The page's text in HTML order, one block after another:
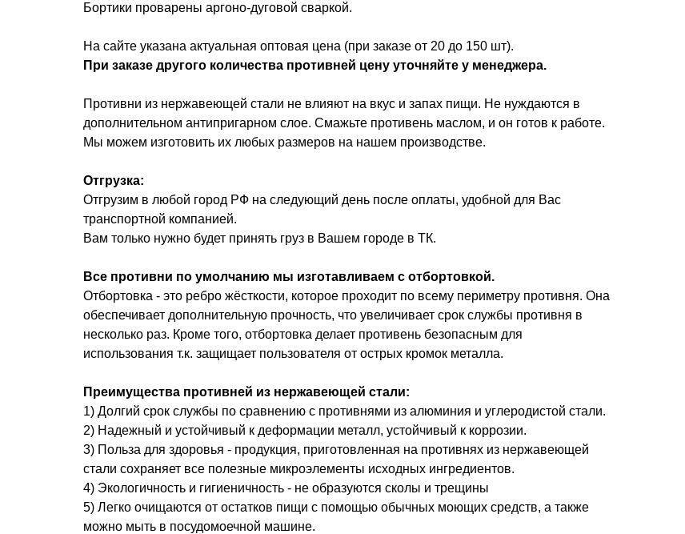
Бортики проварены аргоно-дуговой сваркой.
На сайте указана актуальная оптовая цена (при заказе от 20 до 150 шт).
При заказе другого количества противней цену уточняйте у менеджера.
Противни из нержавеющей стали не влияют на вкус и запах пищи. Не нуждаются в
дополнительном антипригарном слое. Смажьте противень маслом, и он готов к работе.
Мы можем изготовить их любых размеров на нашем производстве.
Отгрузка:
Отгрузим в любой город РФ на следующий день после оплаты, удобной для Вас
транспортной компанией.
Вам только нужно будет принять груз в Вашем городе в ТК.
Все противни по умолчанию мы изготавливаем с отбортовкой.
Отбортовка - это ребро жёсткости, которое проходит по всему периметру противня. Она
обеспечивает дополнительную прочность, что увеличивает срок службы противня в
несколько раз. Кроме того, отбортовка делает противень безопасным для
использования т.к. защищает пользователя от острых кромок металла.
Преимущества противней из нержавеющей стали:
1) Долгий срок службы по сравнению с противнями из алюминия и углеродистой стали.
2) Надежный и устойчивый к деформации металл, устойчивый к коррозии.
3) Польза для здоровья - продукция, приготовленная на противнях из нержавеющей
стали сохраняет все полезные микроэлементы исходных ингредиентов.
4) Экологичность и гигиеничность - не образуются сколы и трещины
5) Легко очищаются от остатков пищи с помощью обычных моющих средств, а также
можно мыть в посудомоечной машине.